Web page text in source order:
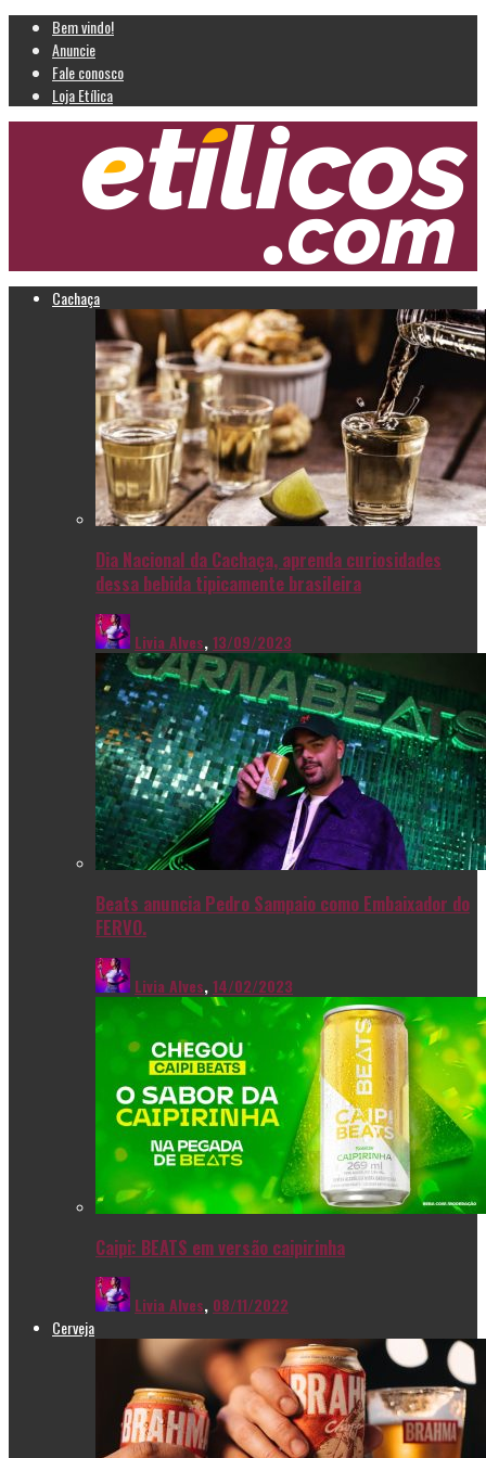
Bem vindo!
Anuncie
Fale conosco
Loja Etílica
Cachaça
Dia Nacional da Cachaça, aprenda curiosidades
dessa bebida tipicamente brasileira
Livia Alves,13/09/2023
Beats anuncia Pedro Sampaio como Embaixador do
FERVO.
Livia Alves,14/02/2023
Caipi: BEATS em versão caipirinha
Livia Alves, 08/11/2022
Cerveja